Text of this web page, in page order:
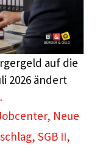
auf die
2026 ändert
, Neue
, SGB II,